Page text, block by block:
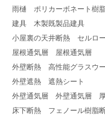
雨樋 ポリカーボネート樹
建具 木製既製品建具
小屋裏の天井断熱 セルロ
屋根通気層 屋根通気層
外壁断熱 高性能グラスウ
外壁遮熱 遮熱シート
外壁通気層 外壁通気層
床下断熱 フェノール樹脂